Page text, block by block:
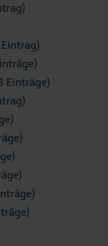
Eintrag)
Einträge)